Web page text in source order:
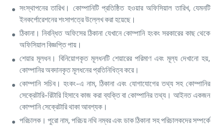
সংস্থাপনের তারিখ। কোম্পানিটি প্রতিষ্ঠিত হওয়ার অফিসিয়াল তারিখ, যেমনটি
ইনকর্পোরেশনের শংসাপত্রে উল্লেখ করা হয়েছে।
ঠিকানা। নিবন্ধিত অফিসের ঠিকানা যেখানে কোম্পানি হংকং সরকারের কাছ থেকে
অফিসিয়াল বিজ্ঞপ্তি পায়।
শেয়ার মূলধন। বিনিয়োগকৃত মূলধনটি শেয়ারের পরিমাণ এবং মূল্য দেখানো হয়,
কোম্পানির অবদানকৃত মূলধনের প্রতিনিধিত্ব করে।
কোম্পানি সচিব। হংকং-এ নাম, ঠিকানা এবং যোগাযোগের তথ্য সহ কোম্পানির
সেক্রেটারি-রিটারি হিসাবে কাজ করা ব্যক্তি বা কোম্পানির তথ্য। আইনত একজন
কোম্পানি সেক্রেটারি থাকা আবশ্যক।
পরিচালক। পুরো নাম, পরিচয় নথি নম্বর এবং ডাক ঠিকানা সহ পরিচালকদের সম্পর্কে